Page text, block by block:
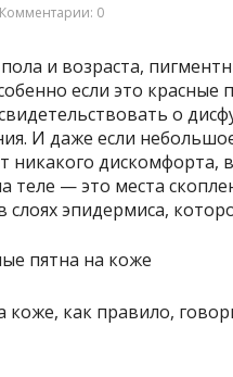
Комментарии: 0
и возраста,
если это красные
о
И даже если
никакого дискомфорта,
теле — это места
слоях эпидермиса,
коже, как правило,